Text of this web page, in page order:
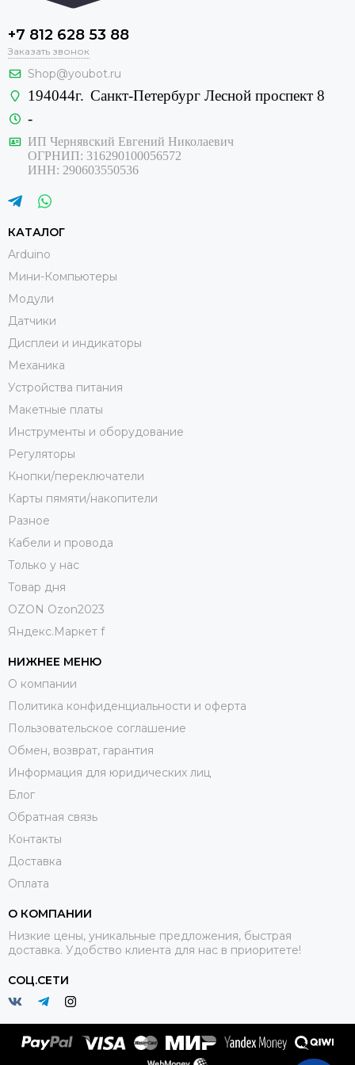
+7 812 628 53 88
Заказать звонок
Shop@youbot.ru
194044г. Санкт-Петербург Лесной проспект 8
-
ИП Чернявский Евгений Николаевич
ОГРНИП: 316290100056572
ИНН: 290603550536
КАТАЛОГ
Arduino
Мини-Компьютеры
Модули
Датчики
Дисплеи и индикаторы
Механика
Устройства питания
Макетные платы
Инструменты и оборудование
Регуляторы
Кнопки/переключатели
Карты пямяти/накопители
Разное
Кабели и провода
Только у нас
Товар дня
OZON Ozon2023
Яндекс.Маркет f
НИЖНЕЕ МЕНЮ
О компании
Политика конфиденциальности и оферта
Пользовательское соглашение
Обмен, возврат, гарантия
Информация для юридических лиц
Блог
Обратная связь
Контакты
Доставка
Оплата
О КОМПАНИИ
Низкие цены, уникальные предложения, быстрая
доставка. Удобство клиента для нас в приоритете!
СОЦ.СЕТИ